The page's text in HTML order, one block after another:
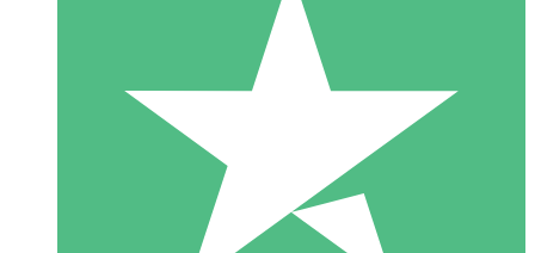
Packs de Crédits Individuels
Payez à l'utilisation avec des crédits de téléchargement. Sans
1 Téléchargement
10 00